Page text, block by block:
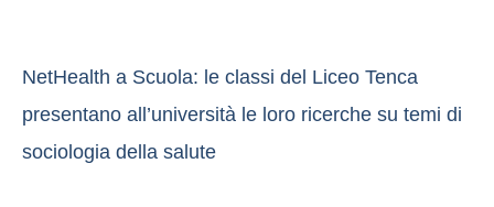
NetHealth a Scuola: le classi del Liceo Tenca
presentano all’università le loro ricerche su temi di
sociologia della salute